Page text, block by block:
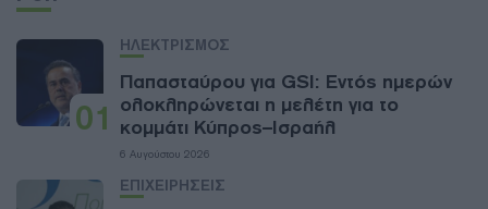
01
ΗΛΕΚΤΡΙΣΜΟΣ
Παπασταύρου για GSI: Εντός ημερών
ολοκληρώνεται η μελέτη για το
κομμάτι Κύπρος–Ισραήλ
6 Αυγούστου 2026
ΕΠΙΧΕΙΡΗΣΕΙΣ